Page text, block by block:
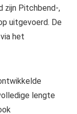
zijn Pitchbend-,
uitgevoerd. De
het
lengte